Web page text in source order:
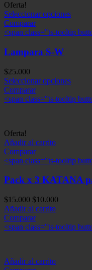
Oferta!
Seleccionar opciones
Comparar
<span class="ts-tooltip
Lampara S-W
$25.000
Seleccionar opciones
Comparar
<span class="ts-tooltip
Oferta!
Añadir al carrito
Comparar
<span class="ts-tooltip
Pack x 3 KATANA
$15.000 El
precio
original
era:
$10.000
es:
Añadir al carrito
Comparar
<span class="ts-tooltip
Añadir al carrito